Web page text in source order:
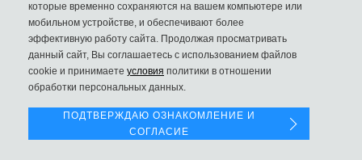
которые временно сохраняются на вашем компьютере или
мобильном устройстве, и обеспечивают более
эффективную работу сайта. Продолжая просматривать
данный сайт, Вы соглашаетесь с использованием файлов
cookie и принимаете условия политики в отношении
обработки персональных данных.
ПОДТВЕРЖДАЮ ОЗНАКОМЛЕНИЕ И
СОГЛАСИЕ